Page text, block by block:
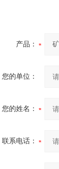
产品：
您的单位：
您的姓名：
联系电话：